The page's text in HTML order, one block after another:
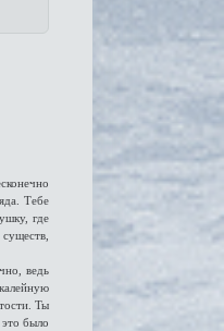
Тебе
где
ведь
Ты
было